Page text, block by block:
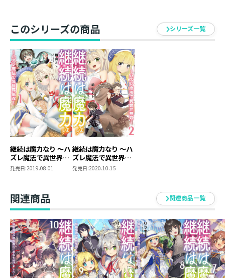
り――レオンスの日常はドキドキの連続！？
千里の道を一足飛び！ 最強モノづくりファンタジ
ー！！
このシリーズの商品 シリーズ一覧
継続は魔力なり ～ハ
ズレ魔法で異世界無
双～ 1
発売日:2019.08.01
継続は魔力なり ～ハ
ズレ魔法で異世界無
双～ 2【イラスト特
典付き】
発売日:2020.10.15
関連商品 関連商品一覧